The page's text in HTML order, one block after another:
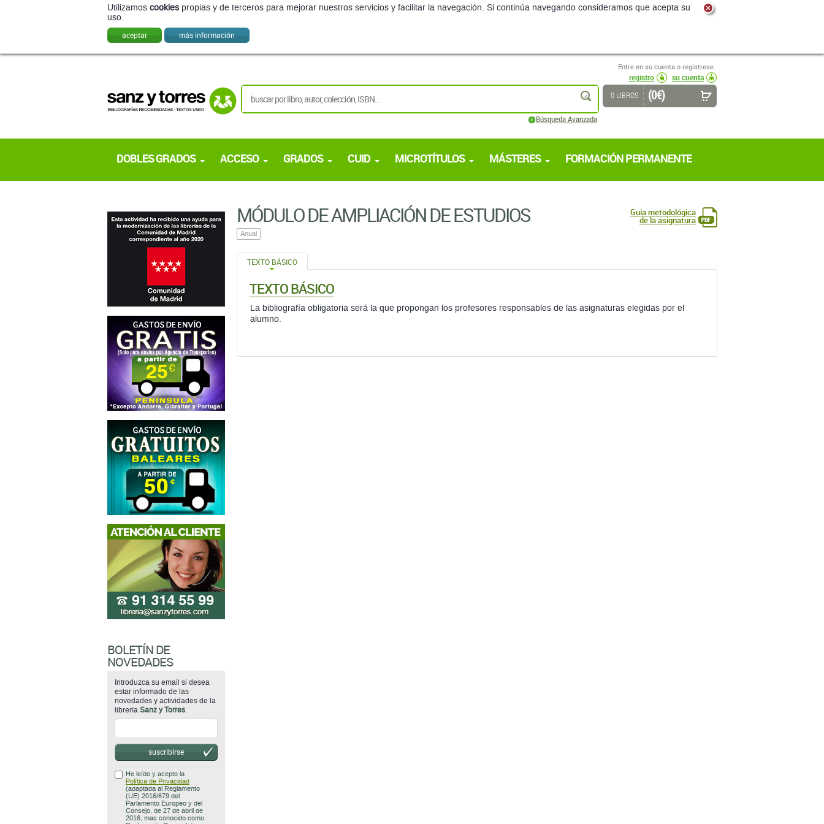
Utilizamos cookies propias y de terceros para mejorar nuestros servicios y facilitar la navegación. Si continúa navegando consideramos que acepta su
uso.
aceptar más información
Entre en su cuenta o regístrese.
registro
su cuenta
buscar
Búsqueda Avanzada
0 LIBROS (0 €)
DOBLES GRADOS ACCESO GRADOS CUID MICROTÍTULOS MÁSTERES FORMACIÓN PERMANENTE
MÓDULO DE AMPLIACIÓN DE ESTUDIOS
Anual
Guía metodológica
de la asignatura
TEXTO BÁSICO
TEXTO BÁSICO
La bibliografía obligatoria será la que propongan los profesores responsables de las asignaturas elegidas por el
alumno.
BOLETÍN DE
NOVEDADES
Introduzca su email si desea
estar informado de las
novedades y actividades de la
librería Sanz y Torres.
suscribirse
He leído y acepto la
Política de Privacidad
(adaptada al Reglamento
(UE) 2016/679 del
Parlamento Europeo y del
Consejo, de 27 de abril de
2016, mas conocido como